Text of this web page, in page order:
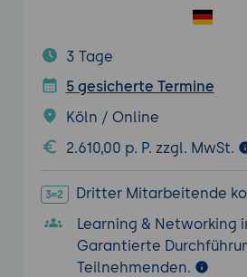
3 Tage
5 gesicherte Termine
Köln / Online
2.610,00 p. P. zzgl. MwSt.
Dritter Mitarbeitende
Learning & Networking
Garantierte
Teilnehmenden.